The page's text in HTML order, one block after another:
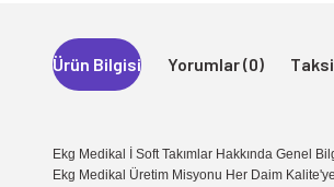
Ürün Bilgisi Yorumlar (0)
Ekg Medikal İ Soft Takımlar Hakkında Genel
Ekg Medikal Üretim Misyonu Her Daim